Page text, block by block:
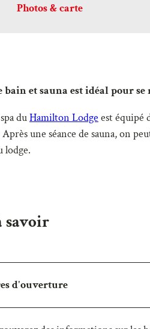
Photos & carte
bain et sauna est idéal pour
duHamilton Lodge est équipé
une séance de sauna, on
lodge.
savoir
d'ouverture